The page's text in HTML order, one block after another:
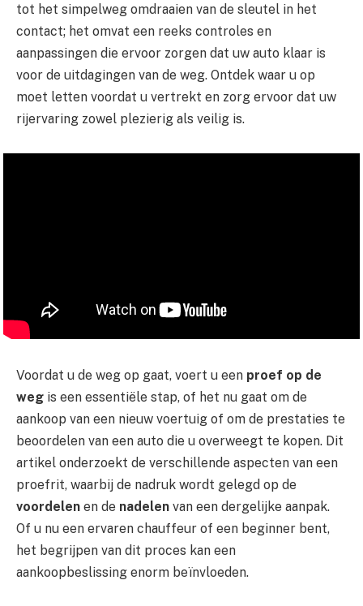
tot het simpelweg omdraaien van de sleutel in het
contact; het omvat een reeks controles en
aanpassingen die ervoor zorgen dat uw auto klaar is
voor de uitdagingen van de weg. Ontdek waar u op
moet letten voordat u vertrekt en zorg ervoor dat uw
rijervaring zowel plezierig als veilig is.
Voordat u de weg op gaat, voert u een proef op de
weg is een essentiële stap, of het nu gaat om de
aankoop van een nieuw voertuig of om de prestaties te
beoordelen van een auto die u overweegt te kopen. Dit
artikel onderzoekt de verschillende aspecten van een
proefrit, waarbij de nadruk wordt gelegd op de
voordelen en de nadelen van een dergelijke aanpak.
Of u nu een ervaren chauffeur of een beginner bent,
het begrijpen van dit proces kan een
aankoopbeslissing enorm beïnvloeden.